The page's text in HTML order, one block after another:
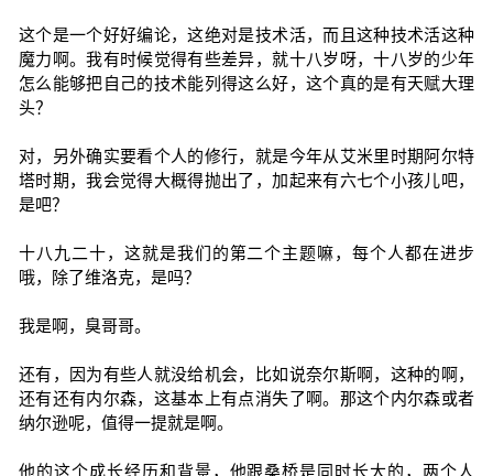
这个是一个好好编论，这绝对是技术活，而且这种技术活这种
魔力啊。我有时候觉得有些差异，就十八岁呀，十八岁的少年
怎么能够把自己的技术能列得这么好，这个真的是有天赋大理
头？
对，另外确实要看个人的修行，就是今年从艾米里时期阿尔特
塔时期，我会觉得大概得抛出了，加起来有六七个小孩儿吧，
是吧？
十八九二十，这就是我们的第二个主题嘛，每个人都在进步
哦，除了维洛克，是吗？
我是啊，臭哥哥。
还有，因为有些人就没给机会，比如说奈尔斯啊，这种的啊，
还有还有内尔森，这基本上有点消失了啊。那这个内尔森或者
纳尔逊呢，值得一提就是啊。
他的这个成长经历和背景，他跟桑桥是同时长大的，两个人